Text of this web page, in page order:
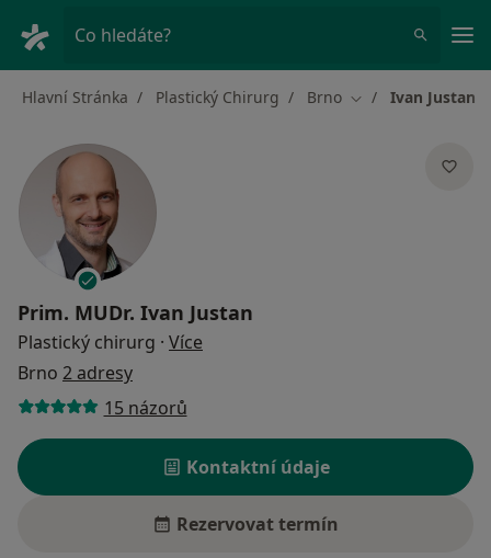
Co hledáte?
Hlavní Stránka Plastický Chirurg Brno Změna města
Ivan Justan
Prim. MUDr. Ivan Justan
Plastický chirurg · Více
Brno 2 adresy
15 názorů
Kontaktní údaje
Rezervovat termín